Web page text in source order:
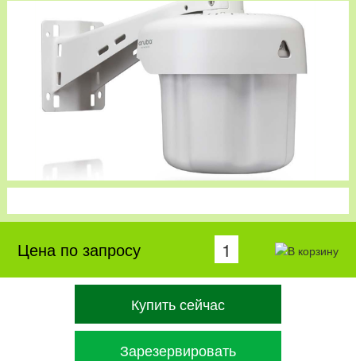
Цена по запросу
Купить сейчас
Зарезервировать